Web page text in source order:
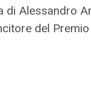
di Alessandro
del